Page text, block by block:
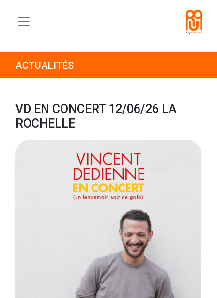
ACTUALITÉS
VD EN CONCERT 12/06/26 LA
ROCHELLE